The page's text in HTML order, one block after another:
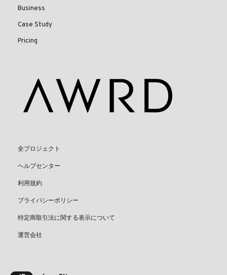
Business
Case Study
Pricing
全プロジェクト
ヘルプセンター
利用規約
プライバシーポリシー
特定商取引法に関する表示について
運営会社